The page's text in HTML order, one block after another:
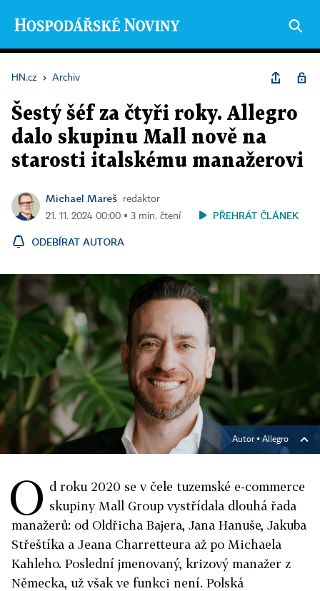
HN.cz › Archiv
Šestý šéf za čtyři roky. Allegro
dalo skupinu Mall nově na
starosti italskému manažerovi
Michael Mareš
redaktor
21. 11. 2024 00:00 ▪ 3 min. čtení
PŘEHRÁT ČLÁNEK
ODEBÍRAT AUTORA
Autor ▪ Allegro
O d roku 2020 se v čele tuzemské e-commerce
skupiny Mall Group vystřídala dlouhá řada
manažerů: od Oldřicha Bajera, Jana Hanuše, Jakuba
Střeštíka a Jeana Charretteura až po Michaela
Kahleho. Poslední jmenovaný, krizový manažer z
Německa, už však ve funkci není. Polská